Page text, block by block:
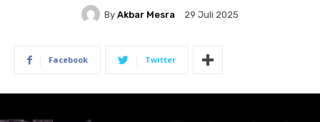
By Akbar Mesra 29 Juli 2025
Facebook Twitter